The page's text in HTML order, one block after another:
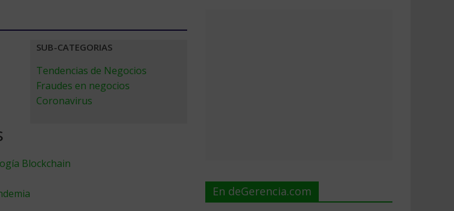
SUB-CATEGORIAS
Tendencias de Negocios
Fraudes en negocios
Coronavirus
Blockchain
En deGerencia.com